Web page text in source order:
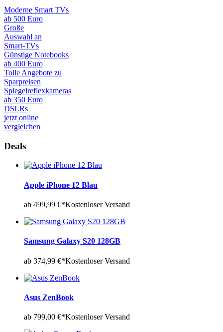
Moderne Smart TVs
ab 500 Euro
Große
Auswahl an
Smart-TVs
Günstige Notebooks
ab 400 Euro
Tolle Angebote zu
Sparpreisen
Spiegelreflexkameras
ab 350 Euro
DSLRs
jetzt online
vergleichen
Deals
Apple iPhone 12 Blau
ab 499,99 €*Kostenloser Versand
Samsung Galaxy S20 128GB
ab 374,99 €*Kostenloser Versand
Asus ZenBook
ab 799,00 €*Kostenloser Versand